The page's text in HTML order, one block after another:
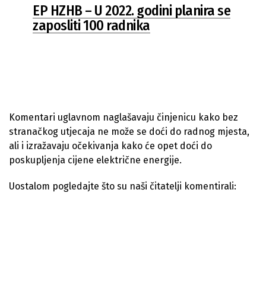
EP HZHB – U 2022. godini planira se
zaposliti 100 radnika
Komentari uglavnom naglašavaju činjenicu kako bez
stranačkog utjecaja ne može se doći do radnog mjesta,
ali i izražavaju očekivanja kako će opet doći do
poskupljenja cijene električne energije.
Uostalom pogledajte što su naši čitatelji komentirali: